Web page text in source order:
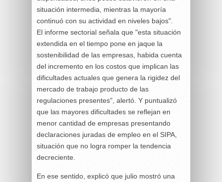
situación intermedia, mientras la mayoría
continuó con su actividad en niveles bajos".
El informe sectorial señala que "esta situación
extendida en el tiempo pone en jaque la
sostenibilidad de las empresas, habida cuenta
del incremento en los costos que implican las
dificultades actuales que genera la rigidez del
mercado de trabajo producto de las
regulaciones presentes", alertó. Y puntualizó
que las mayores dificultades se reflejan en
menor cantidad de empresas presentando
declaraciones juradas de empleo en el SIPA,
situación que no logra romper la tendencia
decreciente.
En ese sentido, explicó que julio mostró una